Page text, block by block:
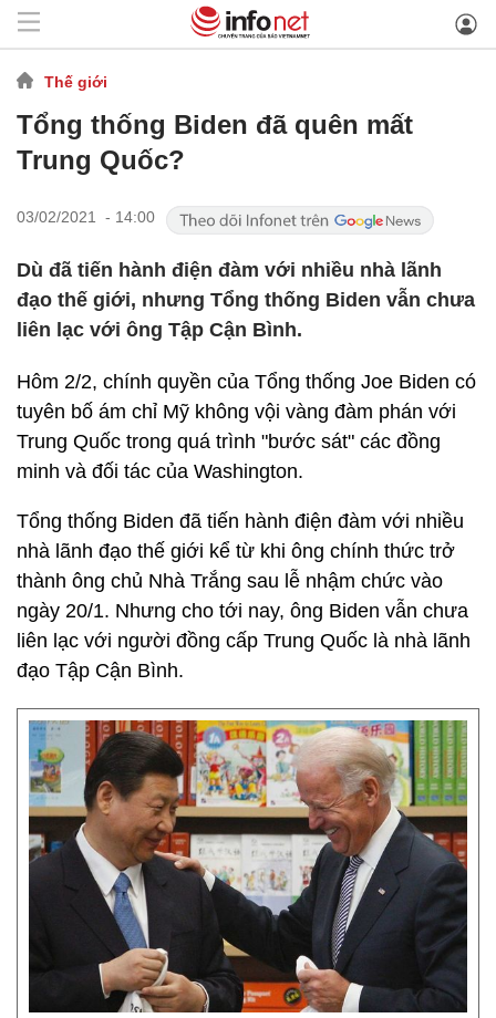
Thế giới
Tổng thống Biden đã quên mất
Trung Quốc?
03/02/2021 - 14:00
Dù đã tiến hành điện đàm với nhiều nhà lãnh
đạo thế giới, nhưng Tổng thống Biden vẫn chưa
liên lạc với ông Tập Cận Bình.
Hôm 2/2, chính quyền của Tổng thống Joe Biden có
tuyên bố ám chỉ Mỹ không vội vàng đàm phán với
Trung Quốc trong quá trình "bước sát" các đồng
minh và đối tác của Washington.
Tổng thống Biden đã tiến hành điện đàm với nhiều
nhà lãnh đạo thế giới kể từ khi ông chính thức trở
thành ông chủ Nhà Trắng sau lễ nhậm chức vào
ngày 20/1. Nhưng cho tới nay, ông Biden vẫn chưa
liên lạc với người đồng cấp Trung Quốc là nhà lãnh
đạo Tập Cận Bình.